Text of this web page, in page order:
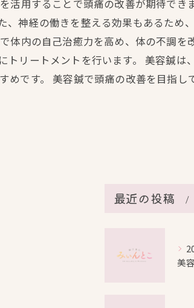
用することで頭痛の改善が期待でき
神経の働きを整える効果もあるため
体内の自己治癒力を高め、体の不調を
リートメントを行います。 美容鍼は
です。 美容鍼で頭痛の改善を目指し
最近の投稿